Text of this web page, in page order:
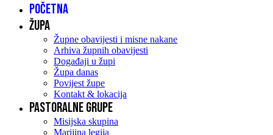
Početna
Župa
Župne obavijesti i misne nakane
Arhiva župnih obavijesti
Događaji u župi
Župa danas
Povijest župe
Kontakt & lokacija
Pastoralne grupe
Misijska skupina
Marijina legija